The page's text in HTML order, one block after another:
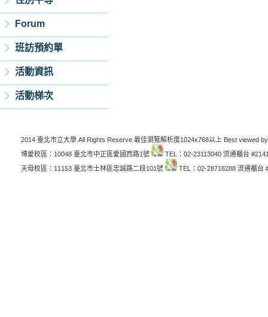
Forum
班訪預約單
活動資訊
活動梯次
2014 臺北市立大學 All Rights Reserve 最佳瀏覽解析度1024x768以上 Best viewed
博愛校區：10048 臺北市中正區愛國西路1號
TEL：02-23113040 流通櫃台
天母校區：11153 臺北市士林區忠誠路二段101號
TEL：02-28718288 流通櫃台